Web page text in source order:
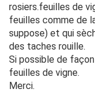
rosiers.feuilles de
feuilles comme de
suppose) et qui
des taches rouille.
Si possible de
feuilles de vigne.
Merci.